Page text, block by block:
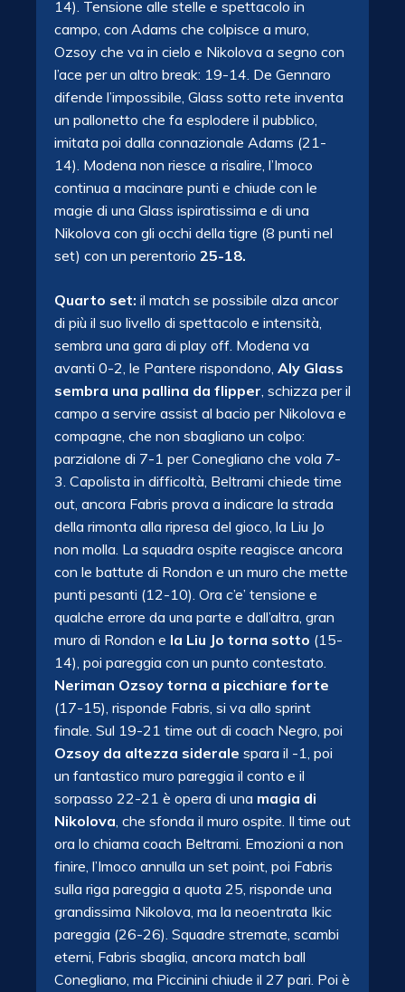
14). Tensione alle stelle e spettacolo in
campo, con Adams che colpisce a muro,
Ozsoy che va in cielo e Nikolova a segno con
l’ace per un altro break: 19-14. De Gennaro
difende l’impossibile, Glass sotto rete inventa
un pallonetto che fa esplodere il pubblico,
imitata poi dalla connazionale Adams (21-
14). Modena non riesce a risalire, l’Imoco
continua a macinare punti e chiude con le
magie di una Glass ispiratissima e di una
Nikolova con gli occhi della tigre (8 punti nel
set) con un perentorio 25-18.
Quarto set: il match se possibile alza ancor
di più il suo livello di spettacolo e intensità,
sembra una gara di play off. Modena va
avanti 0-2, le Pantere rispondono, Aly Glass
sembra una pallina da flipper, schizza per il
campo a servire assist al bacio per Nikolova e
compagne, che non sbagliano un colpo:
parzialone di 7-1 per Conegliano che vola 7-
3. Capolista in difficoltà, Beltrami chiede time
out, ancora Fabris prova a indicare la strada
della rimonta alla ripresa del gioco, la Liu Jo
non molla. La squadra ospite reagisce ancora
con le battute di Rondon e un muro che mette
punti pesanti (12-10). Ora c’e’ tensione e
qualche errore da una parte e dall’altra, gran
muro di Rondon e la Liu Jo torna sotto (15-
14), poi pareggia con un punto contestato.
Neriman Ozsoy torna a picchiare forte
(17-15), risponde Fabris, si va allo sprint
finale. Sul 19-21 time out di coach Negro, poi
Ozsoy da altezza siderale spara il -1, poi
un fantastico muro pareggia il conto e il
sorpasso 22-21 è opera di una magia di
Nikolova, che sfonda il muro ospite. Il time out
ora lo chiama coach Beltrami. Emozioni a non
finire, l’Imoco annulla un set point, poi Fabris
sulla riga pareggia a quota 25, risponde una
grandissima Nikolova, ma la neoentrata Ikic
pareggia (26-26). Squadre stremate, scambi
eterni, Fabris sbaglia, ancora match ball
Conegliano, ma Piccinini chiude il 27 pari. Poi è